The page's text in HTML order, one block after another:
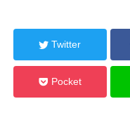
Twitter
Pocket